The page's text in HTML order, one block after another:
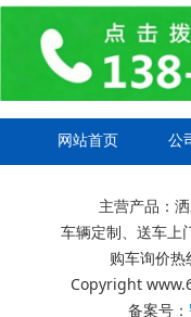
网站首页 公
主营产品：
车辆定制、送车上
购车询价
Copyright
备案号：